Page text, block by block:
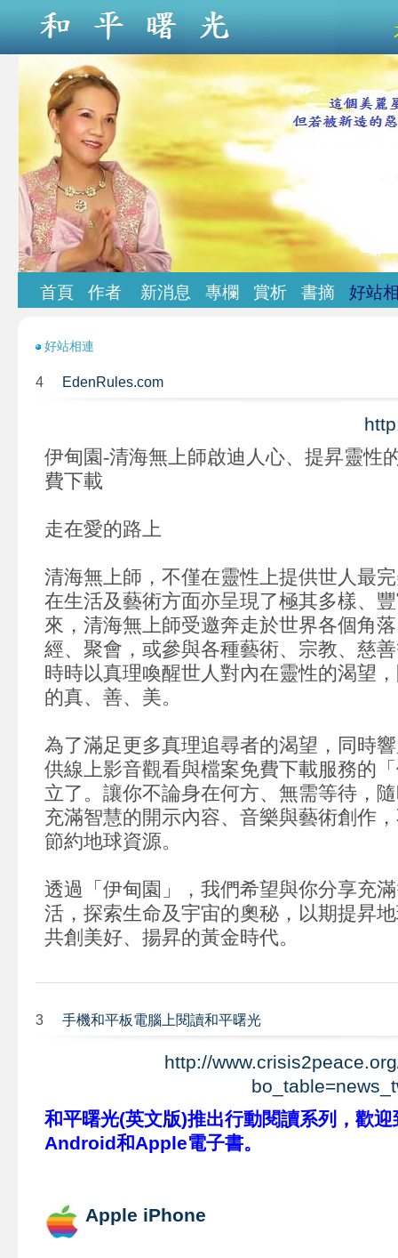
首頁 作者 新消息 專欄 賞析 書摘 好站
好站相連
4 EdenRules.com
伊甸園-清海無上師啟迪人心、提昇靈性
費下載
走在愛的路上
清海無上師，不僅在靈性上提供世人最
在生活及藝術方面亦呈現了極其多樣、
來，清海無上師受邀奔走於世界各個角
經、聚會，或參與各種藝術、宗教、慈
時時以真理喚醒世人對內在靈性的渴望
的真、善、美。
為了滿足更多真理追尋者的渴望，同時
供線上影音觀看與檔案免費下載服務的
立了。讓你不論身在何方、無需等待，
充滿智慧的開示內容、音樂與藝術創作
節約地球資源。
透過「伊甸園」，我們希望與你分享充
活，探索生命及宇宙的奧秘，以期提昇
共創美好、揚昇的黃金時代。
3 手機和平板電腦上閱讀和平曙光
http://
和平曙光(英文版)推出行動閱讀系列，歡
Android和Apple電子書。
Apple iPhone